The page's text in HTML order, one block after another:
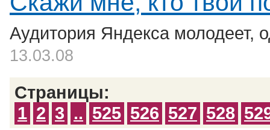
Аудитория Яндекса молодеет,
13.03.08
Страницы:
1 2 3 .. 525 526 527 528